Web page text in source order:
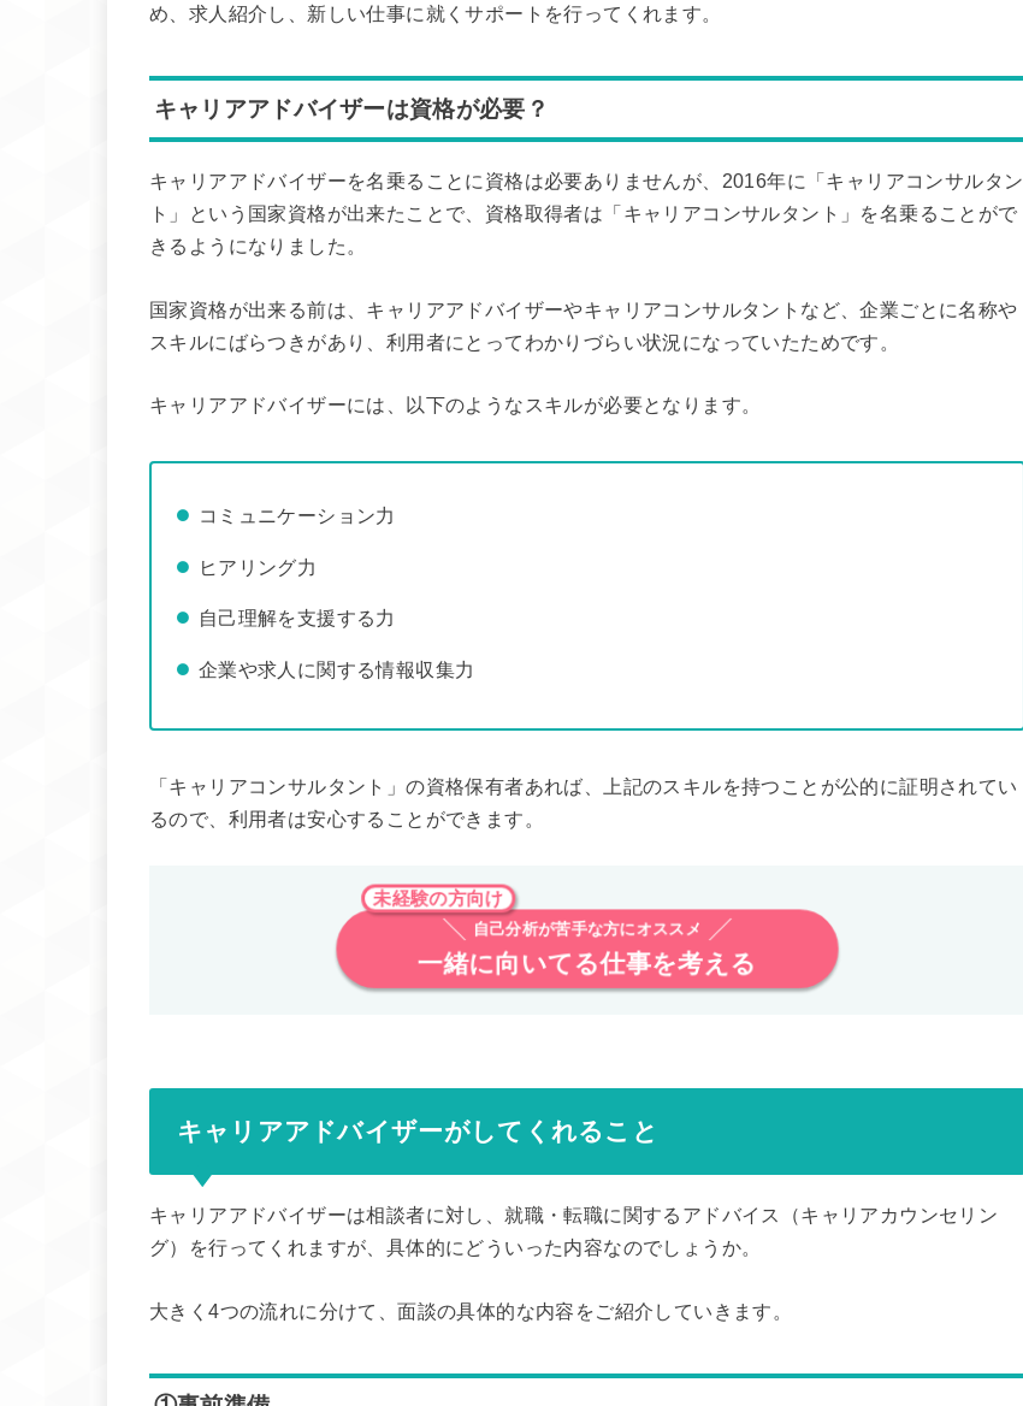
め、求人紹介し、新しい仕事に就くサポートを行ってくれます。
キャリアアドバイザーは資格が必要？
キャリアアドバイザーを名乗ることに資格は必要ありませんが、2016年に「キャリアコンサルタン
ト」という国家資格が出来たことで、資格取得者は「キャリアコンサルタント」を名乗ることがで
きるようになりました。
国家資格が出来る前は、キャリアアドバイザーやキャリアコンサルタントなど、企業ごとに名称や
スキルにばらつきがあり、利用者にとってわかりづらい状況になっていたためです。
キャリアアドバイザーには、以下のようなスキルが必要となります。
コミュニケーション力
ヒアリング力
自己理解を支援する力
企業や求人に関する情報収集力
「キャリアコンサルタント」の資格保有者あれば、上記のスキルを持つことが公的に証明されてい
るので、利用者は安心することができます。
未経験の方向け
自己分析が苦手な方にオススメ
一緒に向いてる仕事を考える
キャリアアドバイザーがしてくれること
キャリアアドバイザーは相談者に対し、就職・転職に関するアドバイス（キャリアカウンセリン
グ）を行ってくれますが、具体的にどういった内容なのでしょうか。
大きく4つの流れに分けて、面談の具体的な内容をご紹介していきます。